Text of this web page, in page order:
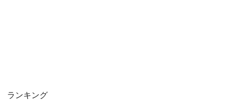
ランキング